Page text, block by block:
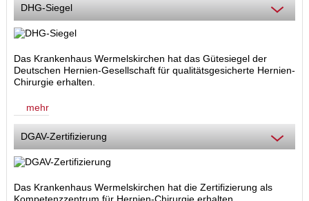
DHG-Siegel
Das Krankenhaus Wermelskirchen hat das Gütesiegel der
Deutschen Hernien-Gesellschaft für qualitätsgesicherte Hernien-
Chirurgie erhalten.
mehr
DGAV-Zertifizierung
Das Krankenhaus Wermelskirchen hat die Zertifizierung als